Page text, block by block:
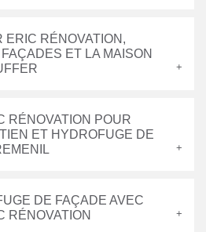
ERIC RÉNOVATION,
ET LA MAISON
RÉNOVATION POUR
ET HYDROFUGE DE
DE FAÇADE AVEC
RÉNOVATION